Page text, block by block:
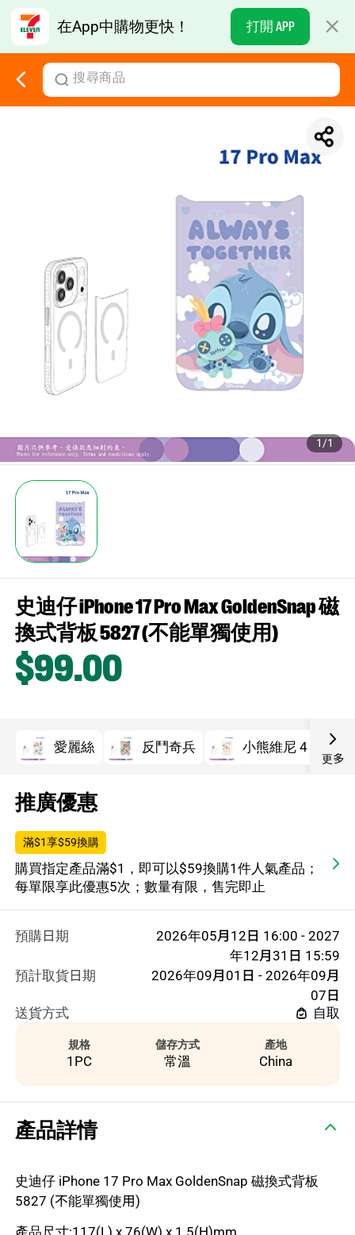
在App中購物更快！ 打開 APP
1/1
史迪仔 iPhone 17 Pro Max GoldenSnap 磁
換式背板 5827 (不能單獨使用)
$99.00
愛麗絲 反鬥奇兵 小熊維尼 4
更多
推廣優惠
滿$1享$59換購
購買指定產品滿$1，即可以$59換購1件人氣產品；
每單限享此優惠5次；數量有限，售完即止
預購日期
2026年05月12日 16:00 - 2027
年12月31日 15:59
預計取貨日期
2026年09月01日 - 2026年09月
07日
送貨方式
自取
規格
1PC
儲存方式
常溫
產地
China
產品詳情
史迪仔 iPhone 17 Pro Max GoldenSnap 磁換式背板
5827 (不能單獨使用)